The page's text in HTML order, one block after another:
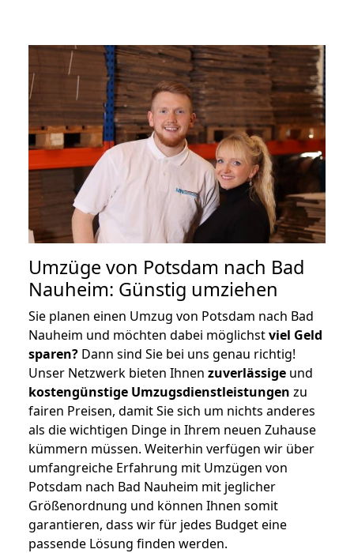
Umzüge von Potsdam nach Bad
Nauheim: Günstig umziehen
Sie planen einen Umzug von Potsdam nach Bad
Nauheim und möchten dabei möglichstviel Geld
sparen? Dann sind Sie bei uns genau richtig!
Unser Netzwerk bieten Ihnen zuverlässige und
kostengünstige Umzugsdienstleistungen zu
fairen Preisen, damit Sie sich um nichts anderes
als die wichtigen Dinge in Ihrem neuen Zuhause
kümmern müssen. Weiterhin verfügen wir über
umfangreiche Erfahrung mit Umzügen von
Potsdam nach Bad Nauheim mit jeglicher
Größenordnung und können Ihnen somit
garantieren, dass wir für jedes Budget eine
passende Lösung finden werden.